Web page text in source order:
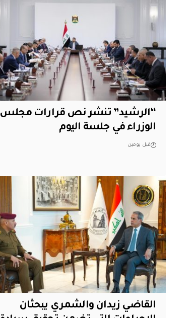
“الرشيد” تنشر نص قرارات مجلس
الوزراء في جلسة اليوم
قبل يومين
القاضي زيدان والشمري يبحثان